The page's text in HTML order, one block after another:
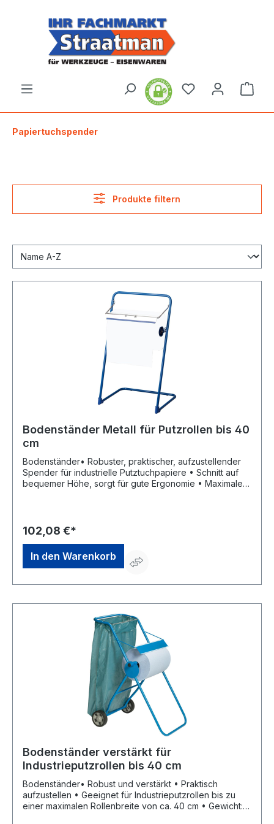
Papiertuchspender
Produkte filtern
Bodenständer Metall für Putzrollen bis 40
cm
Bodenständer• Robuster, praktischer, aufzustellender
Spender für industrielle Putztuchpapiere • Schnitt auf
bequemer Höhe, sorgt für gute Ergonomie • Maximale
- 6, 49565 Bramsche, DE, +495468777980,
info@elos.de.comHinweis: Lieferung ohne Putzrolle.
102,08 €*
In den Warenkorb
Bodenständer verstärkt für
Industrieputzrollen bis 40 cm
Bodenständer• Robust und verstärkt • Praktisch
aufzustellen • Geeignet für Industrieputzrollen bis zu
einer maximalen Rollenbreite von ca. 40 cm • Gewicht: